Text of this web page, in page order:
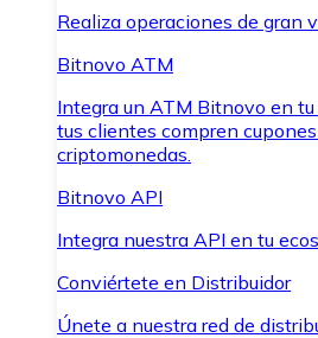
Realiza operaciones de gran
Bitnovo ATM
Integra un ATM Bitnovo en
tus clientes compren
criptomonedas.
Bitnovo API
Integra nuestra API en tu
Conviértete en Distribuidor
Únete a nuestra red de